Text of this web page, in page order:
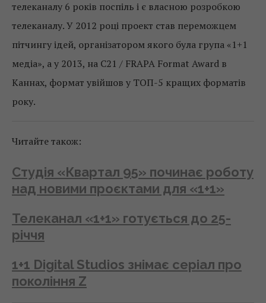
телеканалу 6 років поспіль і є власною розробкою
телеканалу. У 2012 році проект став переможцем
пітчингу ідей, організатором якого була група «1+1
медіа», а у 2013, на C21 / FRAPA Format Award в
Каннах, формат увійшов у ТОП-5 кращих форматів
року.
Читайте також:
Студія «Квартал 95» починає роботу
над новими проєктами для «1+1»
Телеканал «1+1» готується до 25-
річчя
1+1 Digital Studios знімає серіал про
покоління Z